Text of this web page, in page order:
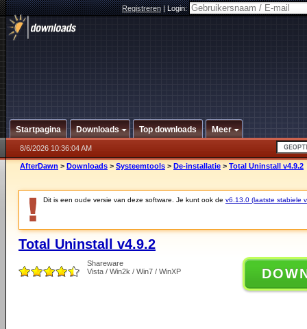
Registreren|Login:
Startpagina Downloads Top downloads Meer
8/6/2026 10:36:04 AM
AfterDawn > Downloads > Systeemtools > De-installatie > Total Uninstall v4.9.2
Dit is een oude versie van deze software. Je kunt ook de v6.13.0 (laatste stabiele
Total Uninstall v4.9.2
Shareware
Vista / Win2k / Win7 / WinXP